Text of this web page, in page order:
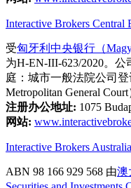
Interactive Brokers Central
受匈牙利中央银行（
为H-EN-III-623/2020。公
庭：城市一般法院公司登
Metropolitan General Court
注册办公地址: 1075
网站:
Interactive Brokers
ABN 98 166 929 568 由澳